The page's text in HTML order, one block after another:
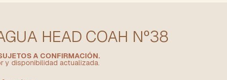
HEAD COAH Nº38
A CONFIRMACIÓN.
y disponibilidad actualizada.